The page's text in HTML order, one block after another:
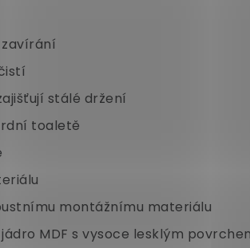
stálé držení
toaletě
montážnímu materiálu
MDF s vysoce lesklým